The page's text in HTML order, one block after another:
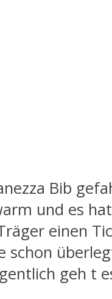
Bib
und es
einen
schon
geh t